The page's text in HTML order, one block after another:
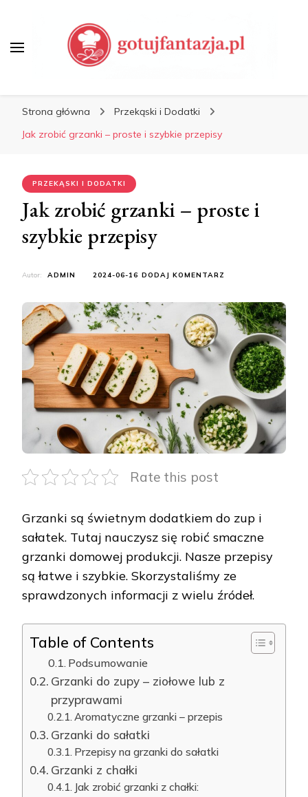
Porady Kulinarne, Jak
Gotować
Strona główna
Przekąski i Dodatki
Jak zrobić grzanki – proste i szybkie przepisy
PRZEKĄSKI I DODATKI
Jak zrobić grzanki – proste i
szybkie przepisy
Autor: ADMIN 2024-06-16 DODAJ KOMENTARZ
GRZANKI
PROSTE
SZYBKIE
PRZEPISY
Rate this post
Grzanki są świetnym dodatkiem do zup i
sałatek. Tutaj nauczysz się robić smaczne
grzanki domowej produkcji. Nasze przepisy
są łatwe i szybkie. Skorzystaliśmy ze
sprawdzonych informacji z wielu źródeł.
Table of Contents
Podsumowanie
Grzanki do zupy – ziołowe lub z
przyprawami
Aromatyczne grzanki – przepis
Grzanki do sałatki
Przepisy na grzanki do sałatki
Grzanki z chałki
Jak zrobić grzanki z chałki: